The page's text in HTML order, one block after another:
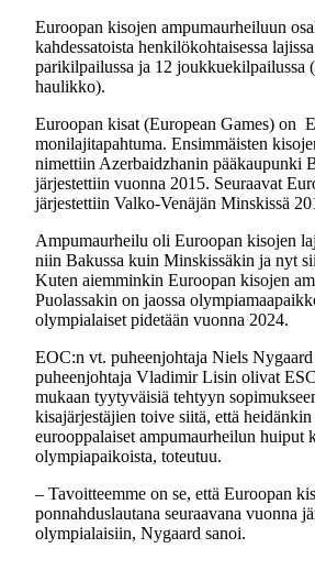
Euroopan kisojen ampumaurheiluun
kahdessatoista henkilökohtaisessa
parikilpailussa ja 12 joukkuekilpailussa
haulikko).
Euroopan kisat (European Games) on
monilajitapahtuma. Ensimmäisten
nimettiin Azerbaidzhanin pääkaupunki
järjestettiin vuonna 2015. Seuraavat
järjestettiin Valko-Venäjän Minskissä
Ampumaurheilu oli Euroopan kisojen
niin Bakussa kuin Minskissäkin ja nyt
Kuten aiemminkin Euroopan kisojen
Puolassakin on jaossa
olympialaiset pidetään vuonna 2024.
EOC:n vt. puheenjohtaja Niels
puheenjohtaja Vladimir Lisin olivat
mukaan tyytyväisiä tehtyyn
kisajärjestäjien toive siitä, että
eurooppalaiset ampumaurheilun huiput
olympiapaikoista, toteutuu.
– Tavoitteemme on se, että Euroopan
ponnahduslautana seuraavana vuonna
olympialaisiin, Nygaard sanoi.